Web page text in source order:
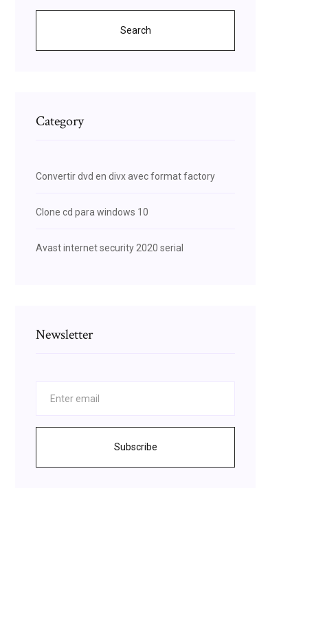
Search
Category
Convertir dvd en divx avec format factory
Clone cd para windows 10
Avast internet security 2020 serial
Newsletter
Subscribe